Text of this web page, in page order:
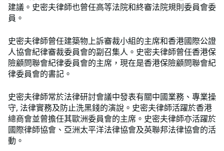
建議。史密夫律師也曾任高等法院和終審法院規則委員會委
員。
史密夫律師曾任建築物上訴審裁小組的主席和香港國際公證
人協會紀律審裁委員會的副召集人。史密夫律師曾任香港保
險顧問聯會紀律委員會的主席，現在是香港保險顧問聯會紀
律委員會的書記。
史密夫律師常於法律研討會議中發表有關中國業務、專業操
守, 法律實務及防止洗黑錢的演說。史密夫律師活躍於香港
總商會並曾擔任其歐洲委員會的主席。史密夫律師亦活躍於
國際律師協會、亞洲太平洋法律協會及英聯邦法律協會的活
動。